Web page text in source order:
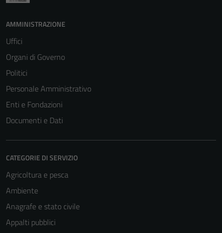
AMMINISTRAZIONE
Uffici
Organi di Governo
Politici
Personale Amministrativo
Enti e Fondazioni
Documenti e Dati
CATEGORIE DI SERVIZIO
Agricoltura e pesca
Ambiente
Anagrafe e stato civile
Appalti pubblici